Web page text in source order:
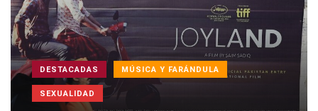
DESTACADAS MÚSICA Y FARÁNDULA
SEXUALIDAD